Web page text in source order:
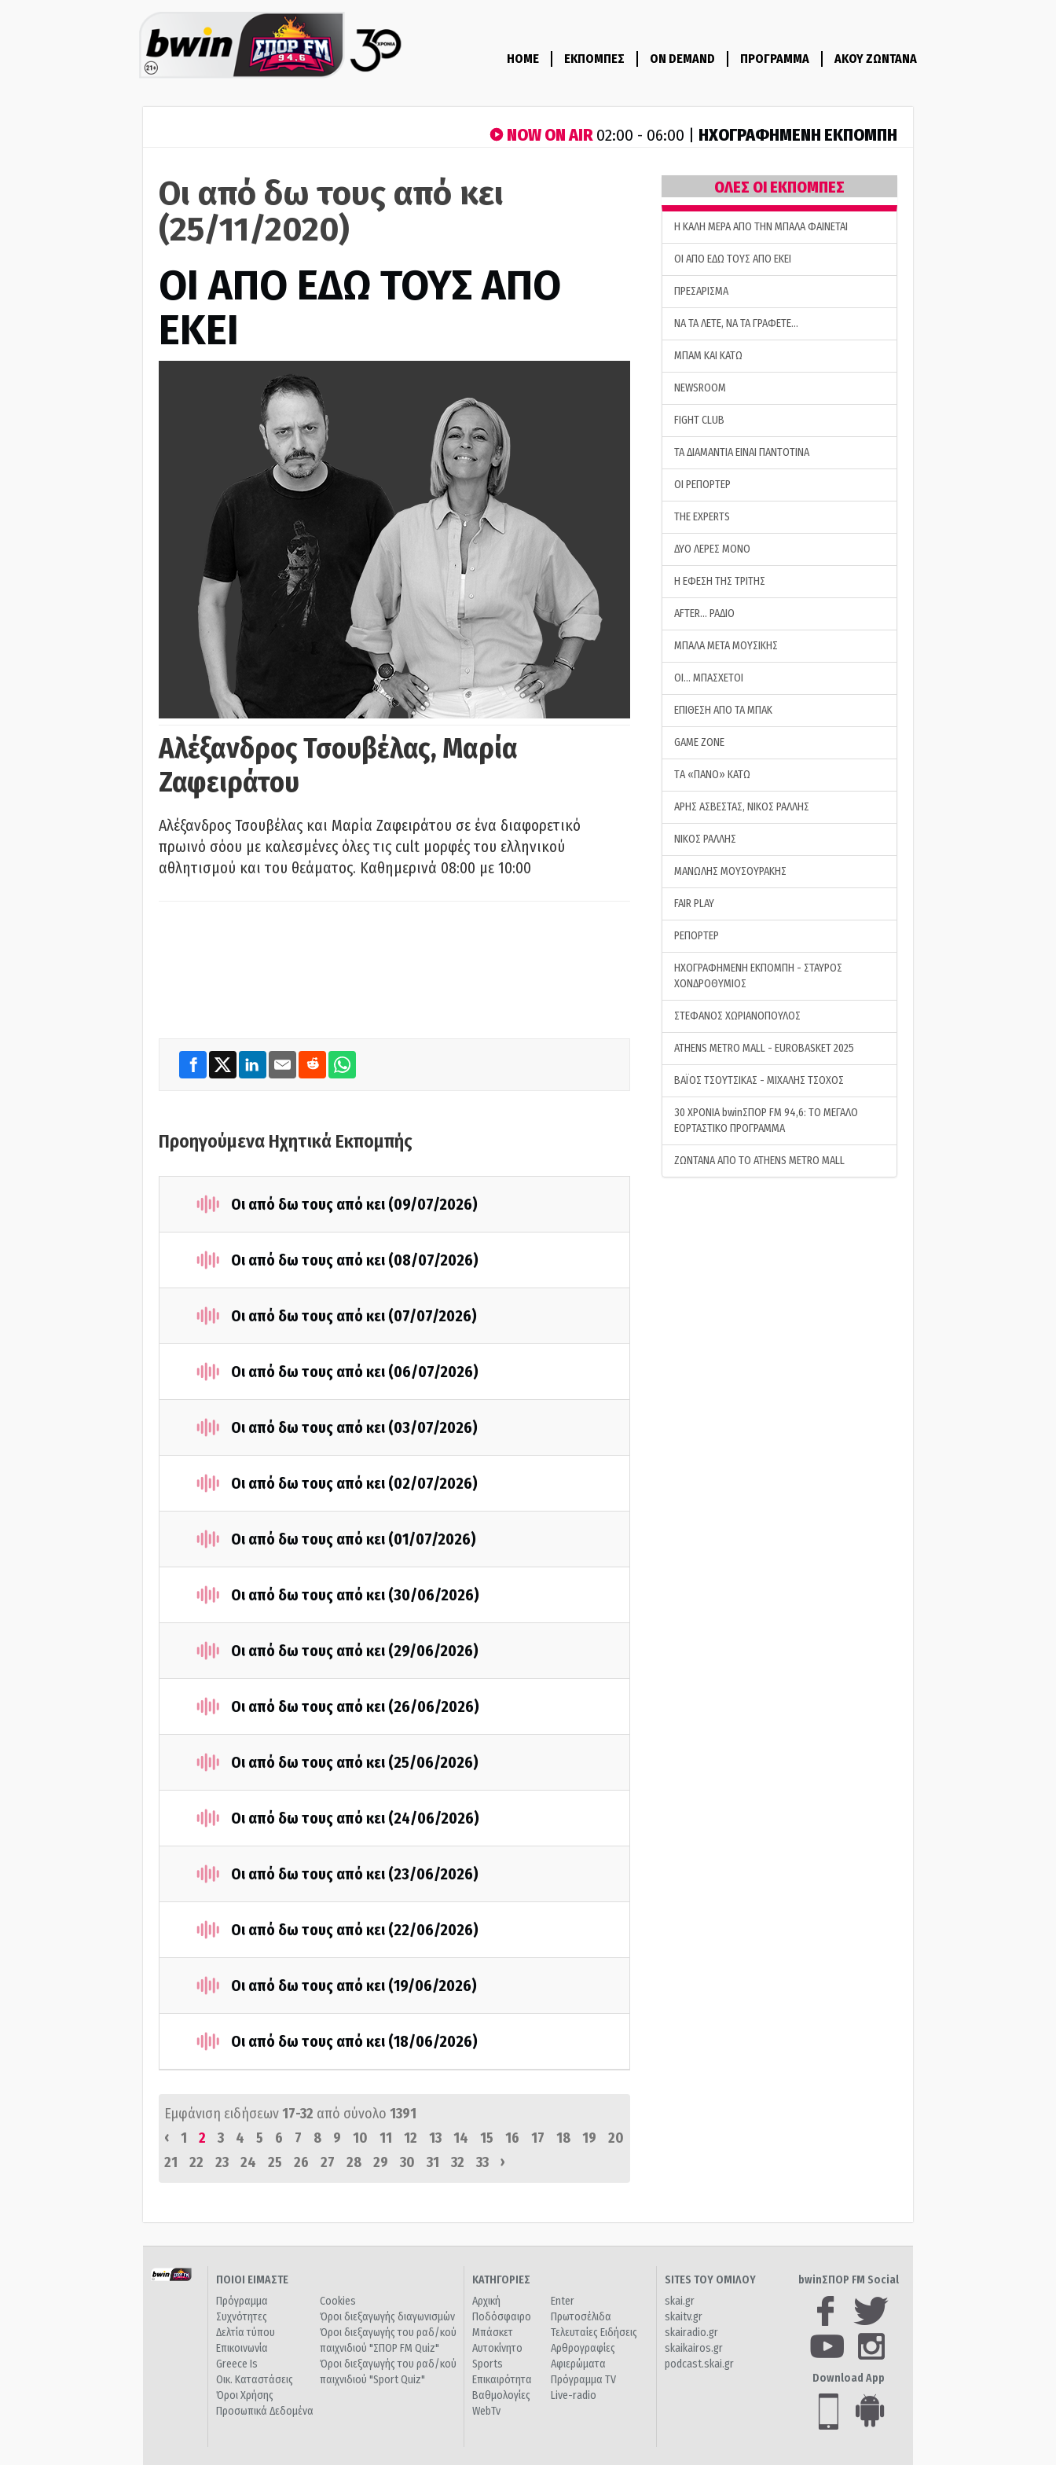
HOME ΕΚΠΟΜΠΕΣ ON DEMAND ΠΡΟΓΡΑΜΜΑ ΑΚΟΥ ΖΩΝΤΑΝΑ
NOW ON AIR02:00 - 06:00 | ΗΧΟΓΡΑΦΗΜΕΝΗ ΕΚΠΟΜΠΗ
Οι από δω τους από κει
(25/11/2020)
ΟΙ ΑΠΟ ΕΔΩ ΤΟΥΣ ΑΠΟ
ΕΚΕΙ
Αλέξανδρος Τσουβέλας, Μαρία
Ζαφειράτου
Αλέξανδρος Τσουβέλας και Μαρία Ζαφειράτου σε ένα διαφορετικό
πρωινό σόου με καλεσμένες όλες τις cult μορφές του ελληνικού
αθλητισμού και του θεάματος. Καθημερινά 08:00 με 10:00
Προηγούμενα Ηχητικά Εκπομπής
Οι από δω τους από κει (09/07/2026)
Οι από δω τους από κει (08/07/2026)
Οι από δω τους από κει (07/07/2026)
Οι από δω τους από κει (06/07/2026)
Οι από δω τους από κει (03/07/2026)
Οι από δω τους από κει (02/07/2026)
Οι από δω τους από κει (01/07/2026)
Οι από δω τους από κει (30/06/2026)
Οι από δω τους από κει (29/06/2026)
Οι από δω τους από κει (26/06/2026)
Οι από δω τους από κει (25/06/2026)
Οι από δω τους από κει (24/06/2026)
Οι από δω τους από κει (23/06/2026)
Οι από δω τους από κει (22/06/2026)
Οι από δω τους από κει (19/06/2026)
Οι από δω τους από κει (18/06/2026)
Εμφάνιση ειδήσεων17-32 από σύνολο 1391
‹
1 2 3 4 5 6 7 8 9 10 11 12 13 14 15 16 17 18 19
20
21
22 23 24 25 26 27 28 29 30 31 32 33 ›
ΟΛΕΣ ΟΙ ΕΚΠΟΜΠΕΣ
H ΚΑΛΗ ΜΕΡΑ ΑΠΟ ΤΗΝ ΜΠΑΛΑ ΦΑΙΝΕΤΑΙ
ΟΙ ΑΠΟ ΕΔΩ ΤΟΥΣ ΑΠΟ ΕΚΕΙ
ΠΡΕΣΑΡΙΣΜΑ
ΝΑ ΤΑ ΛΕΤΕ, ΝΑ ΤΑ ΓΡΑΦΕΤΕ…
ΜΠΑΜ ΚΑΙ ΚΑΤΩ
NEWSROOM
FIGHT CLUB
ΤΑ ΔΙΑΜΑΝΤΙΑ ΕΙΝΑΙ ΠΑΝΤΟΤΙΝΑ
ΟΙ ΡΕΠΟΡΤΕΡ
THE EXPERTS
ΔΥΟ ΛΕΡΕΣ ΜΟΝΟ
Η ΕΦΕΣΗ ΤΗΣ ΤΡΙΤΗΣ
AFTER… ΡΑΔΙΟ
ΜΠΑΛΑ ΜΕΤΑ ΜΟΥΣΙΚΗΣ
ΟΙ… ΜΠΑΣΧΕΤΟΙ
ΕΠΙΘΕΣΗ ΑΠΟ ΤΑ ΜΠΑΚ
GAME ZONE
ΤA «ΠΑΝΟ» ΚΑΤΩ
ΑΡΗΣ ΑΣΒΕΣΤΑΣ, ΝΙΚΟΣ ΡΑΛΛΗΣ
ΝΙΚΟΣ ΡΑΛΛΗΣ
ΜΑΝΩΛΗΣ ΜΟΥΣΟΥΡΑΚΗΣ
FAIR PLAY
ΡΕΠΟΡΤΕΡ
ΗΧΟΓΡΑΦΗΜΕΝΗ ΕΚΠΟΜΠΗ - ΣΤΑΥΡΟΣ
ΧΟΝΔΡΟΘΥΜΙΟΣ
ΣΤΕΦΑΝΟΣ ΧΩΡΙΑΝΟΠΟΥΛΟΣ
ATHENS METRO MALL - EUROBASKET 2025
ΒΑΪΟΣ ΤΣΟΥΤΣΙΚΑΣ - ΜΙΧΑΛΗΣ ΤΣΟΧΟΣ
30 ΧΡΟΝΙΑ bwinΣΠΟΡ FM 94,6: ΤΟ ΜΕΓΑΛΟ
ΕΟΡΤΑΣΤΙΚΟ ΠΡΟΓΡΑΜΜΑ
ΖΩΝΤΑΝΑ ΑΠΟ ΤΟ ATHENS METRO MALL
ΠΟΙΟΙ ΕΙΜΑΣΤΕ
Πρόγραμμα
Συχνότητες
Δελτία τύπου
Επικοινωνία
Greece Is
Οικ. Καταστάσεις
Όροι Χρήσης
Προσωπικά Δεδομένα
Cookies
Όροι διεξαγωγής διαγωνισμών
Όροι διεξαγωγής του ραδ/κού
παιχνιδιού "ΣΠΟΡ FM Quiz"
Όροι διεξαγωγής του ραδ/κού
παιχνιδιού "Sport Quiz"
ΚΑΤΗΓΟΡΙΕΣ
Αρχική
Ποδόσφαιρο
Μπάσκετ
Αυτοκίνητο
Sports
Επικαιρότητα
Βαθμολογίες
WebTv
Enter
Πρωτοσέλιδα
Τελευταίες Ειδήσεις
Αρθρογραφίες
Αφιερώματα
Πρόγραμμα TV
Live-radio
SITES ΤΟΥ ΟΜΙΛΟΥ
skai.gr
skaitv.gr
skairadio.gr
skaikairos.gr
podcast.skai.gr
bwinΣΠΟΡ FM Social
Download App